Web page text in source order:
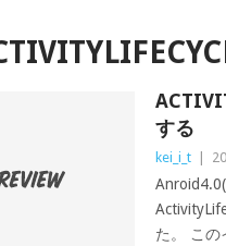
する
kei_i_t
た。 この